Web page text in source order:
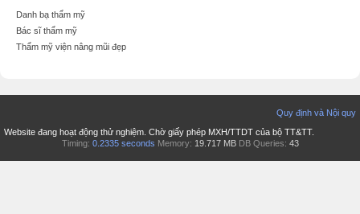
Danh bạ thẩm mỹ
Bác sĩ thẩm mỹ
Thẩm mỹ viện nâng mũi đẹp
Quy định và Nội quy
Website đang hoạt động thử nghiệm. Chờ giấy phép MXH/TTDT của bộ TT&TT.
Timing: 0.2335 seconds Memory: 19.717 MB DB Queries: 43